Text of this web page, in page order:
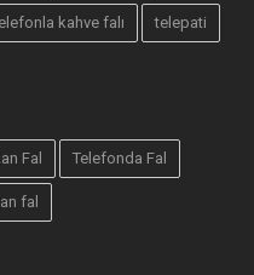
kahve falı telepati
Fal Telefonda Fal
fal